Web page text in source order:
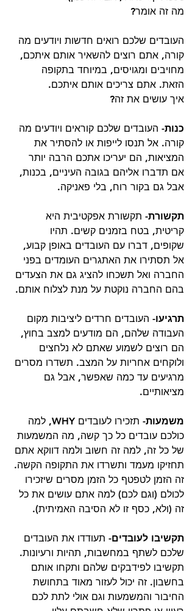
מה זה אומר?
העובדים שלכם רואים חדשות ויודעים מה
קורה, אתם רוצים להשאיר אותם איתכם,
מחויבים ומגויסים, במיוחד בתקופה
הזאת. אתם צריכים אותם איתכם.
איך עושים את זה?
כנות- העובדים שלכם קוראים ויודעים מה
קורה. אל תנסו לייפות או להסתיר את
המציאות, הם יעריכו אתכם הרבה יותר
אם תדברו אליהם בגובה העיניים, בכנות,
אבל גם בקור רוח, בלי פאניקה.
תקשורת- תקשורת אפקטיבית היא
קריטית, בטח בזמנים קשים. תהיו
שקופים, דברו עם העובדים באופן קבוע,
אל תסתירו את האתגרים העומדים בפני
החברה ואל תשכחו להציג גם את הצעדים
בהם החברה נוקטת על מנת לצלוח אותם.
תרגיעו- העובדים חרדים ליציבות מקום
העבודה שלהם, הם מודעים למצב בחוץ,
הם רוצים לשמוע שאתם לא נלחצים
ולוקחים אחריות על המצב. תשדרו מסרים
מרגיעים עד כמה שאפשר, אבל גם
מציאותיים.
משמעות-
תזכירו לעובדים WHY, למה
כולכם עובדים כל כך קשה, מה המשמעות
של כל זה, למה זה חשוב ולמה דווקא אתם
תחזיקו מעמד ותשרדו את התקופה הקשה.
זה הזמן לטפטף כל הזמן מסרים שיזכירו
לכולם (וגם לכם) למה אתם עושים את כל
זה (ולא, כסף זו לא הסיבה האמיתית).
תקשיבו לעובדים- תעודדו את העובדים
שלכם לשתף במחשבות, תהיות ורעיונות.
תקשיבו לפידבקים שלהם ותקחו אותם
בחשבון. זה יכול לעזור מאוד בתחושת
החיבור והמשמעות וגם אולי לתת לכם